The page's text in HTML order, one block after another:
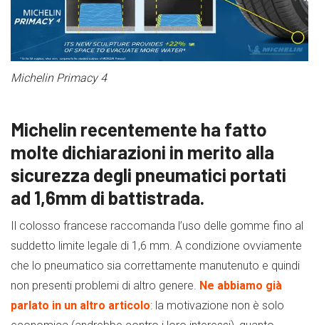
Michelin Primacy 4
Michelin recentemente ha fatto
molte dichiarazioni in merito alla
sicurezza degli pneumatici portati
ad 1,6mm di battistrada.
Il colosso francese raccomanda l’uso delle gomme fino al
suddetto limite legale di 1,6 mm. A condizione ovviamente
che lo pneumatico sia correttamente manutenuto e quindi
non presenti problemi di altro genere. Ne abbiamo già
parlato in un altro articolo: la motivazione non è solo